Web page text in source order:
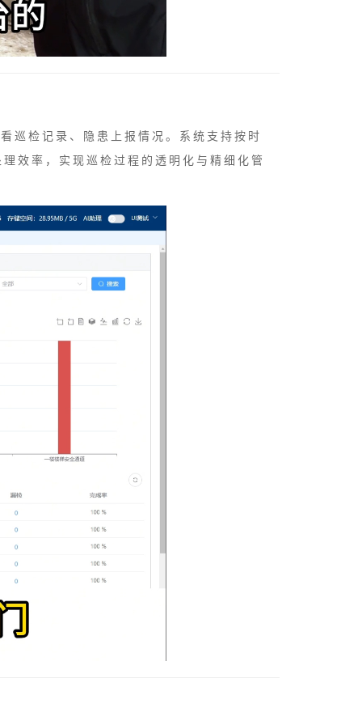
巡检记录、隐患上报情况。系统支持按时
效率，实现巡检过程的透明化与精细化管